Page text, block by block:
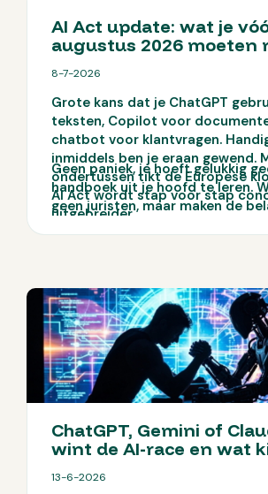
AI Act update: wat je
augustus 2026 moeten
8-7-2026
Grote kans dat je ChatGPT
teksten, Copilot voor
chatbot voor klantvragen.
inmiddels ben je eraan gewend.
ondertussen tikt de Europese
AI Act wordt stap voor stap
uitgebreider.
Geen paniek, je hoeft gelukkig
handboek uit je hoofd te leren.
geen juristen, maar maken de
ChatGPT, Gemini of
wint de AI-race en wat
13-6-2026